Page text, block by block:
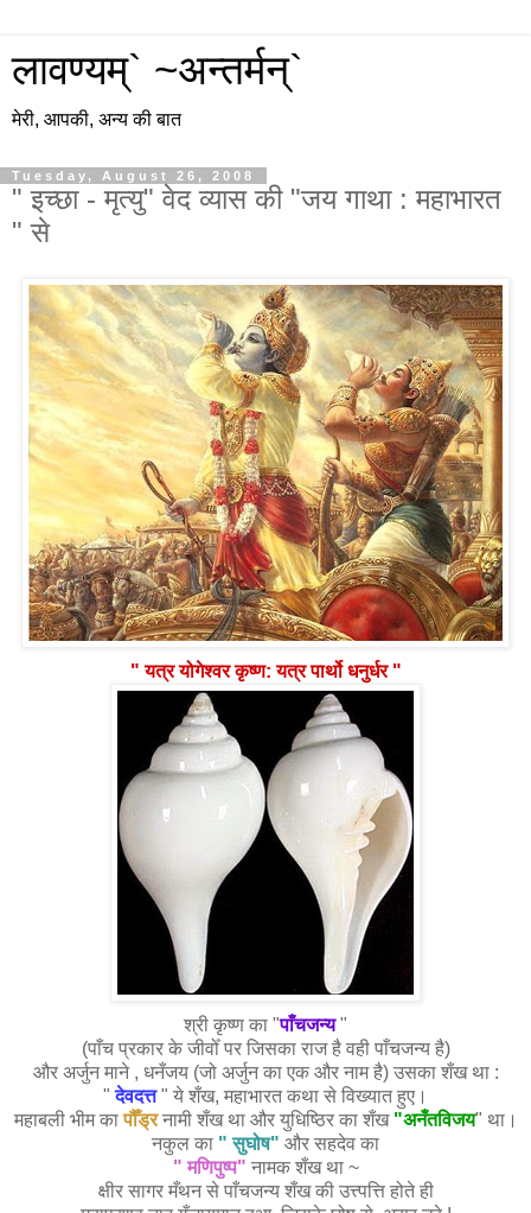
लावण्यम्` ~अन्तर्मन्`
मेरी, आपकी, अन्य की बात
Tuesday, August 26, 2008
" इच्छा - मृत्यु" वेद व्यास की "जय गाथा : महाभारत
" से
" यत्र योगेश्वर कृष्ण: यत्र पार्थो धनुर्धर "
श्री कृष्ण का "पाँचजन्य"
(पाँच प्रकार के जीवोँ पर जिसका राज है वही पाँचजन्य है)
और अर्जुन माने , धनँजय (जो अर्जुन का एक और नाम है) उसका शँख था :
"देवदत्त" ये शँख, महाभारत कथा से विख्यात हुए।
महाबली भीम कापौँड्रनामी शँख था और युधिष्ठिर का शँख "अनँतविजय" था।
नकुल का "सुघोष" और सहदेव का
"मणिपुष्प" नामक शँख था ~
क्षीर सागर मँथन से पाँचजन्य शँख की उत्त्पत्ति होते ही